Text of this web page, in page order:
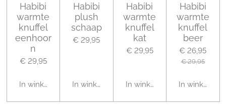
Habibi
warmte
knuffel
eenhoor
n
€ 29,95
In winkelwagen
Habibi
plush
schaap
€ 29,95
In winkelwagen
Habibi
warmte
knuffel
kat
€ 29,95
In winkelwagen
Habibi
warmte
knuffel
beer
€ 26,95
€ 29,95
In